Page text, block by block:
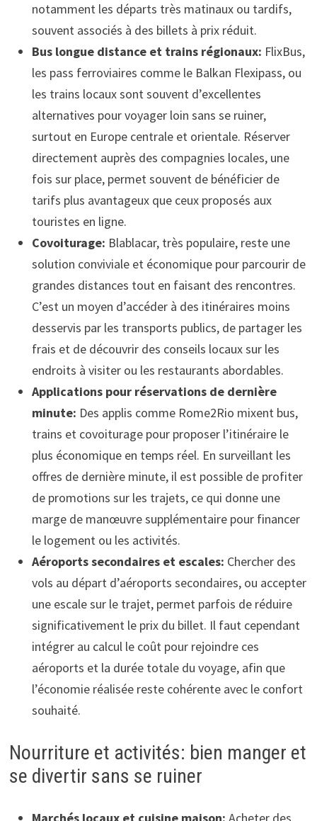
notamment les départs très matinaux ou tardifs,
souvent associés à des billets à prix réduit.
Bus longue distance et trains régionaux: FlixBus,
les pass ferroviaires comme le Balkan Flexipass, ou
les trains locaux sont souvent d’excellentes
alternatives pour voyager loin sans se ruiner,
surtout en Europe centrale et orientale. Réserver
directement auprès des compagnies locales, une
fois sur place, permet souvent de bénéficier de
tarifs plus avantageux que ceux proposés aux
touristes en ligne.
Covoiturage: Blablacar, très populaire, reste une
solution conviviale et économique pour parcourir de
grandes distances tout en faisant des rencontres.
C’est un moyen d’accéder à des itinéraires moins
desservis par les transports publics, de partager les
frais et de découvrir des conseils locaux sur les
endroits à visiter ou les restaurants abordables.
Applications pour réservations de dernière
minute: Des applis comme Rome2Rio mixent bus,
trains et covoiturage pour proposer l’itinéraire le
plus économique en temps réel. En surveillant les
offres de dernière minute, il est possible de profiter
de promotions sur les trajets, ce qui donne une
marge de manœuvre supplémentaire pour financer
le logement ou les activités.
Aéroports secondaires et escales: Chercher des
vols au départ d’aéroports secondaires, ou accepter
une escale sur le trajet, permet parfois de réduire
significativement le prix du billet. Il faut cependant
intégrer au calcul le coût pour rejoindre ces
aéroports et la durée totale du voyage, afin que
l’économie réalisée reste cohérente avec le confort
souhaité.
Nourriture et activités: bien manger et
se divertir sans se ruiner